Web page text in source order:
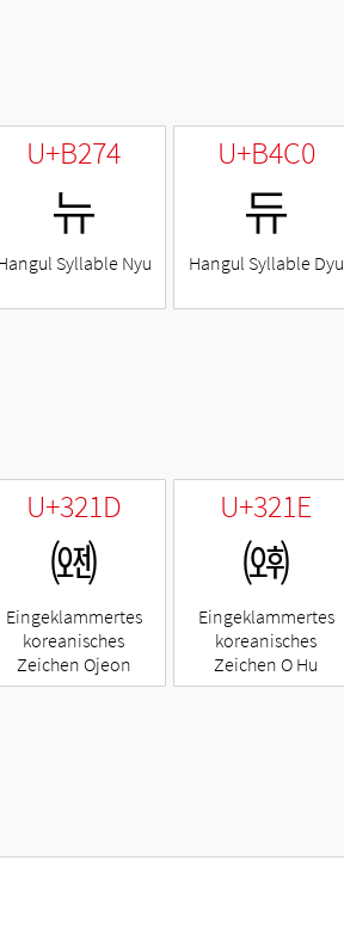
U+B274
뉴
Syllable Nyu
U+B4C0
듀
Hangul Syllable Dyu
U+321D
㈝
Eingeklammertes
koreanisches
Zeichen Ojeon
U+321E
㈞
Eingeklammertes
koreanisches
Zeichen O Hu